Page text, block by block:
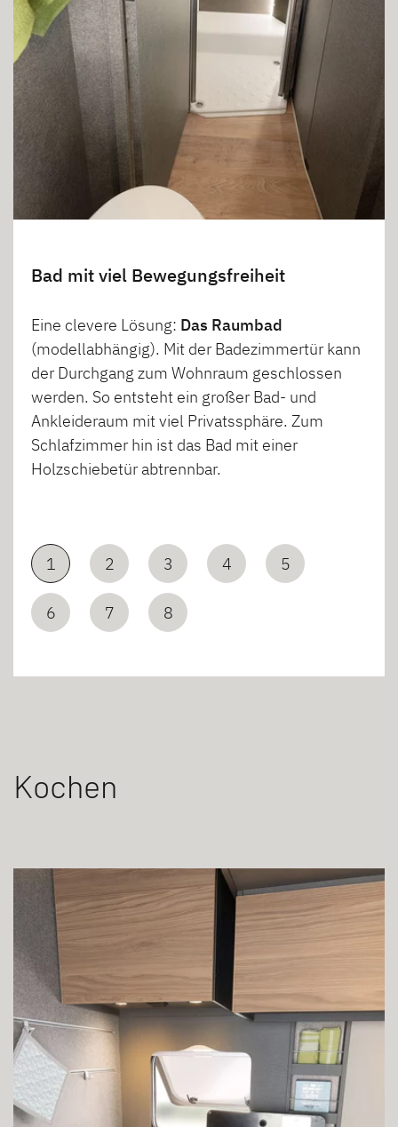
Bad mit viel Bewegungsfreiheit
Eine clevere Lösung: Das Raumbad
(modellabhängig). Mit der Badezimmertür kann
der Durchgang zum Wohnraum geschlossen
werden. So entsteht ein großer Bad- und
Ankleideraum mit viel Privatssphäre. Zum
Schlafzimmer hin ist das Bad mit einer
Holzschiebetür abtrennbar.
1 2 3 4 5
6 7 8
Kochen